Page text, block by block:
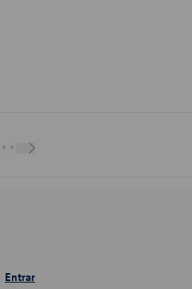
Entrar